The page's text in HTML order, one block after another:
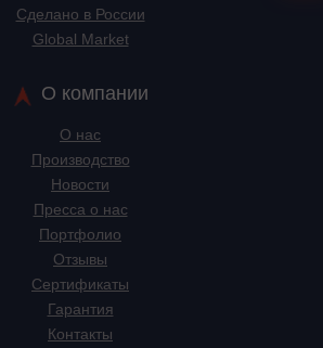
Сделано в России
Global Market
О компании
О нас
Производство
Новости
Пресса о нас
Портфолио
Отзывы
Сертификаты
Гарантия
Контакты